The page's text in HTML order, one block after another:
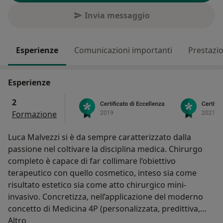
Invia messaggio
Esperienze Comunicazioni importanti
Esperienze
2
Formazione
Luca Malvezzi si è da sempre caratterizzato dalla
passione nel coltivare la disciplina medica. Chirurgo
completo è capace di far collimare l’obiettivo
terapeutico con quello cosmetico, inteso sia come
risultato estetico sia come atto chirurgico mini-
invasivo. Concretizza, nell’applicazione del moderno
concetto di Medicina 4P (personalizzata, predittiva,
preventiva, partecipativa), la convinzione che la
Altro